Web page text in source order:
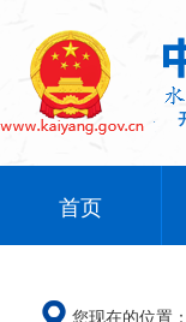
首页
您现在的位置：